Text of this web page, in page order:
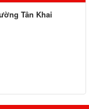
Tân Khai